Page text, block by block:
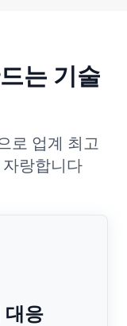
는 기술
로 업계 최고
랑합니다
대응